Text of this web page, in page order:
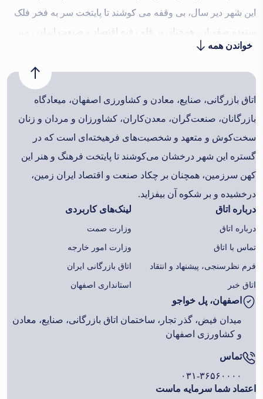
این شهر دیر سال، بی وقفه می کوشند تا پایتخت سر به فخر فلک
ستوده صفویان، همچنان بر قله رفیع اقتصاد و صنعت ایران زمین،
علم بر افرازد و سروری کند و براعتلای این سرزمین مقدس،
اتاق بازرگانی اصفهان، میعادگاه تجارت مردان، صنعتگران
و معدنکاران اصفهان و بسیاری از کسانی است که در گستره
اقتصاد این شهر دیر سال، بی وقفه می کوشند تا پایتخت سر به
فخر فلک ستوده صفویان، همچنان بر قله رفیع اقتصاد و صنعت
ایران زمین، علم بر افرازد و سروری کند و براعتلای این سرزمین
مقدس، بیفزاید. اتاق بازرگانی اصفهان، میعادگاه تجارت مردان،
صنعتگران و معدنکاران اصفهان و بسیاری از کسانی است که در
گستره اقتصاد این شهر دیر سال، بی وقفه می کوشند تا پایتخت
خواندن همه
اتاق بازرگانی، صنایع، معادن و کشاورزی اصفهان، میعادگاه
بازرگانان، صنعت‌گران، معدن‌کاران، کشاورزان و مردان و زنان
سخت‌کوش و متعهد و شخصیت‌های فرهیخته‌ای است که در
گستره این شهر درخشان می‌کوشند تا پایتخت فرهنگ و هنر این
کهن سرزمین، همچنان بر چکاد صنعت و اقتصاد ایران زمین،
درخشیده و بر شکوه آن بیفزاید.
درباره اتاق
درباره اتاق
تماس با اتاق
فرم نظرسنجی، پیشنهاد و انتقاد
اتاق خبر
لینک‌های کاربردی
وزارت صمت
وزارت امور خارجه
اتاق بازرگانی ایران
استانداری اصفهان
اصفهان، پل خواجو
میدان فیض، گذر تجار، ساختمان اتاق بازرگانی، صنایع، معادن
و کشاورزی اصفهان
تماس
۰۳۱-۳۶۵۶۰۰۰۰
اعتماد شما سرمایه ماست